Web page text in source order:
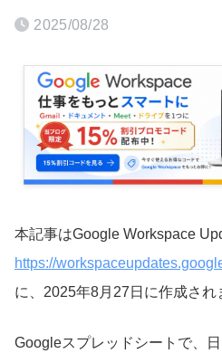
2025/08/28
本記事はGoogle Workspace
https://
に、2025年8月27日に作成され
Googleスプレッドシートで、